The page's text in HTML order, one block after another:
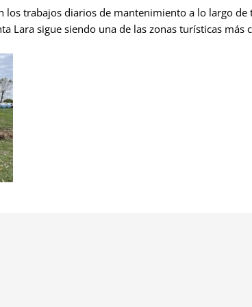
los trabajos diarios de mantenimiento a lo largo de
Lara sigue siendo una de las zonas turísticas más